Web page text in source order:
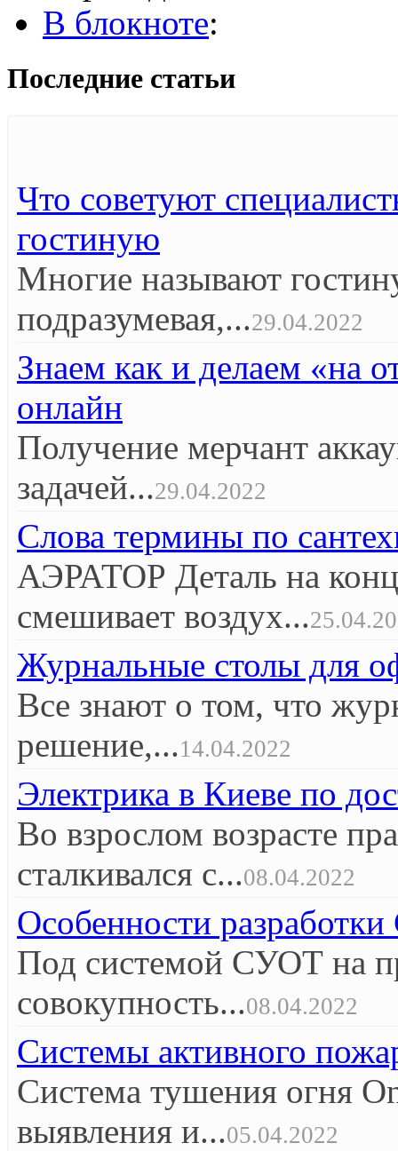
В блокноте:
Последние статьи
Что советуют
гостиную
Многие называют
подразумевая,...29.04.2022
Знаем как и делаем «на
онлайн
Получение мерчант
задачей...29.04.2022
Слова термины по
АЭРАТОР Деталь на
смешивает воздух...
Журнальные столы для
Все знают о том, что
решение,...14.04.2022
Электрика в Киеве по
Во взрослом возрасте
сталкивался с...08.04.2022
Особенности
Под системой СУОТ на
совокупность...08.04.2022
Системы активного
Система тушения огня
выявления и...05.04.2022